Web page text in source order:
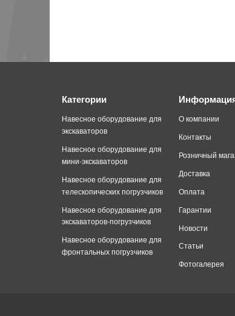
Категории
Навесное оборудование для
экскаваторов
Навесное оборудование для
мини-экскаваторов
Навесное оборудование для
телескопических погрузчиков
Навесное оборудование для
экскаваторов-погрузчиков
Навесное оборудование для
фронтальных погрузчиков
О компании
Контакты
Розничный
Доставка
Оплата
Гарантии
Новости
Статьи
Фотогалерея